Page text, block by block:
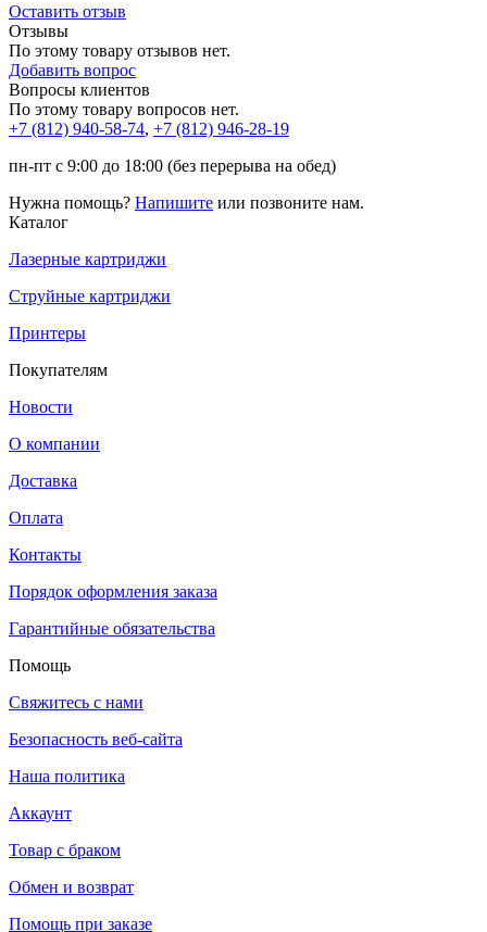
Оставить отзыв
Отзывы
По этому товару отзывов нет.
Добавить вопрос
Вопросы клиентов
По этому товару вопросов нет.
+7 (812) 940-58-74, +7 (812) 946-28-19
пн-пт с 9:00 до 18:00 (без перерыва на обед)
Нужна помощь? Напишите или позвоните нам.
Каталог
Лазерные картриджи
Струйные картриджи
Принтеры
Покупателям
Новости
О компании
Доставка
Оплата
Контакты
Порядок оформления заказа
Гарантийные обязательства
Помощь
Свяжитесь с нами
Безопасность веб-сайта
Наша политика
Аккаунт
Товар с браком
Обмен и возврат
Помощь при заказе